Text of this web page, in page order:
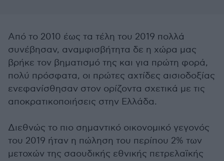
Από το 2010 έως τα τέλη του 2019 πολλά
συνέβησαν, αναμφισβήτητα δε η χώρα μας
βρήκε τον βηματισμό της και για πρώτη φορά,
πολύ πρόσφατα, οι πρώτες αχτίδες αισιοδοξίας
ενεφανίσθησαν στον ορίζοντα σχετικά με τις
αποκρατικοποιήσεις στην Ελλάδα.
Διεθνώς το πιο σημαντικό οικονομικό γεγονός
του 2019 ήταν η πώληση του περίπου 2% των
μετοχών της σαουδικής εθνικής πετρελαϊκής